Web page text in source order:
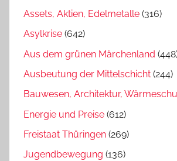
Assets, Aktien, Edelmetalle (316)
Asylkrise (642)
Aus dem grünen Märchenland
Ausbeutung der Mittelschicht (244)
Bauwesen, Architektur,
Energie und Preise (612)
Freistaat Thüringen (269)
Jugendbewegung (136)